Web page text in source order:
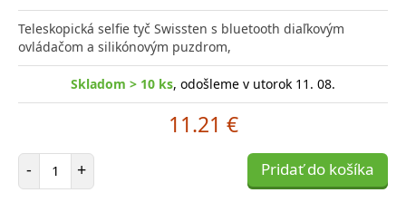
Teleskopická selfie tyč Swissten s bluetooth diaľkovým
ovládačom a silikónovým puzdrom,
Skladom > 10 ks, odošleme v utorok 11. 08.
11.21 €
- Počet položiek
+ Pridať do košíka